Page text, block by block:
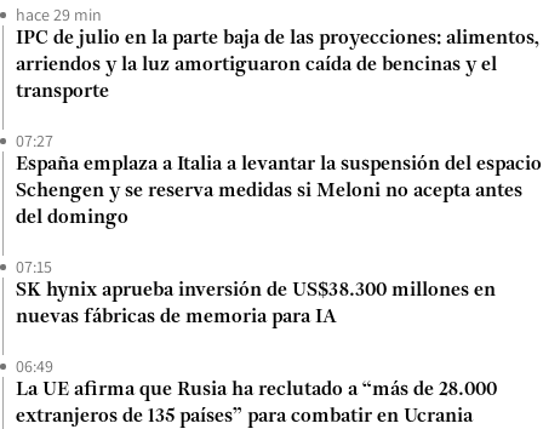
hace 29 min
IPC de julio en la parte baja de las proyecciones: alimentos,
arriendos y la luz amortiguaron caída de bencinas y el
transporte
07:27
España emplaza a Italia a levantar la suspensión del espacio
Schengen y se reserva medidas si Meloni no acepta antes
del domingo
07:15
SK hynix aprueba inversión de US$38.300 millones en
nuevas fábricas de memoria para IA
06:49
La UE afirma que Rusia ha reclutado a “más de 28.000
extranjeros de 135 países” para combatir en Ucrania